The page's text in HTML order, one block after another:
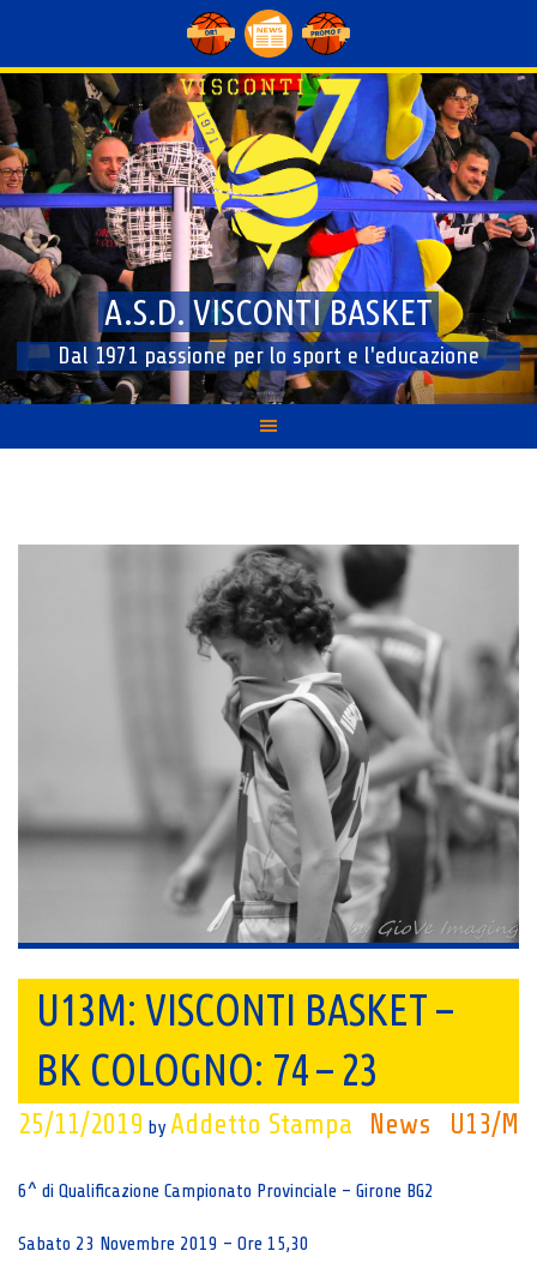
content
A.S.D. VISCONTI BASKET
Dal 1971 passione per lo sport e l'educazione
U13M: VISCONTI BASKET –
BK COLOGNO: 74 – 23
News U13/M
25/11/2019 by Addetto Stampa
6^ di Qualificazione Campionato Provinciale – Girone BG2
Sabato 23 Novembre 2019 – Ore 15,30